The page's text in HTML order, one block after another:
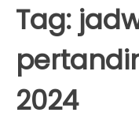
Tag:
2024